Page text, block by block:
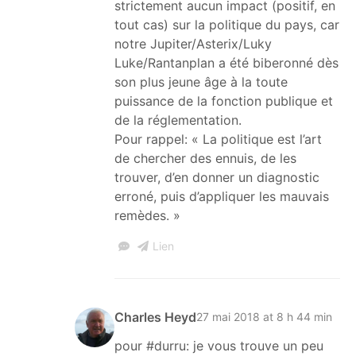
strictement aucun impact (positif, en
tout cas) sur la politique du pays, car
notre Jupiter/Asterix/Luky
Luke/Rantanplan a été biberonné dès
son plus jeune âge à la toute
puissance de la fonction publique et
de la réglementation.
Pour rappel: « La politique est l’art
de chercher des ennuis, de les
trouver, d’en donner un diagnostic
erroné, puis d’appliquer les mauvais
remèdes. »
Lien
Charles Heyd27 mai 2018 at 8 h 44 min
pour #durru: je vous trouve un peu